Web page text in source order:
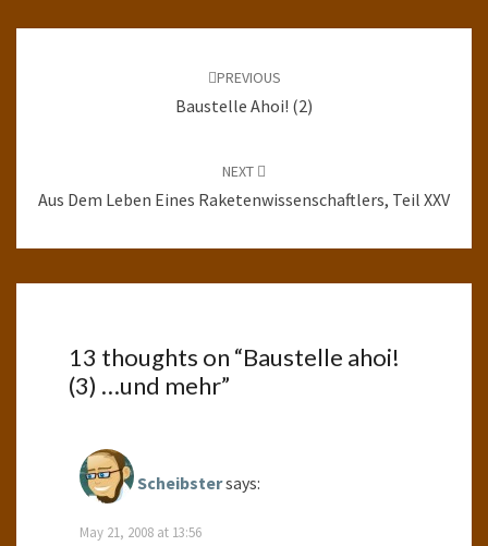
PREVIOUS
Baustelle Ahoi! (2)
NEXT
Aus Dem Leben Eines Raketenwissenschaftlers, Teil XXV
13 thoughts on “Baustelle ahoi!
(3) …und mehr”
Scheibstersays:
May 21, 2008 at 13:56